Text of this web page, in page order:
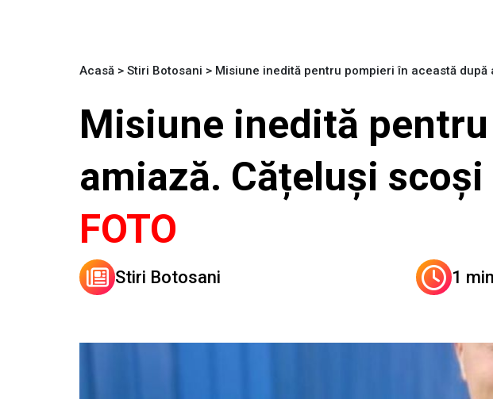
Acasă > Stiri Botosani > Misiune inedită pentru pompieri în această după
Misiune inedită
amiază. Cățeluși
FOTO
Stiri Botosani 1